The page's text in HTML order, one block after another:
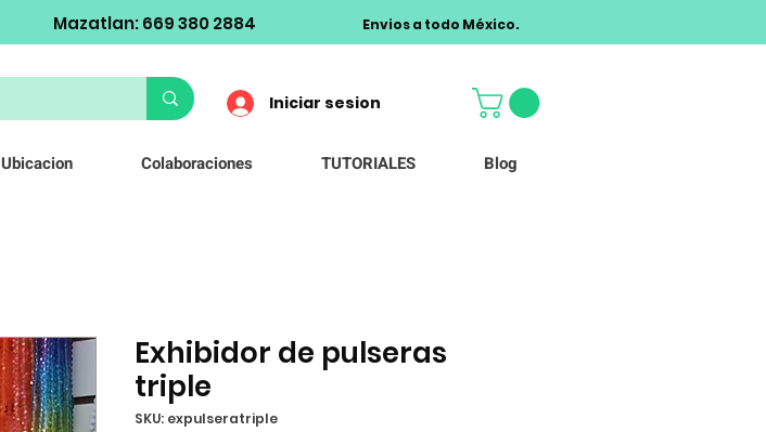
Mazatlan: 669 380 2884 Envios a todo México.
Iniciar sesion
Ubicacion Colaboraciones TUTORIALES Blog
Exhibidor de pulseras
triple
SKU: expulseratriple